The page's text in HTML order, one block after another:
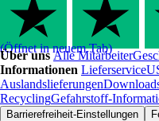
(Öffnet in neuem Tab)
Über unsAlle Mitarbeiter
Informationen Lieferservice
Auslandslieferungen
RecyclingGefahrstoff-
Barrierefreiheit-Einstellungen